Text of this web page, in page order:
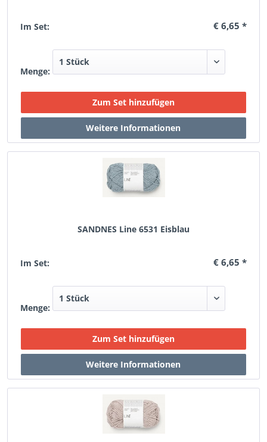
Im Set: € 6,65 *
Menge:
SANDNES Line 6531 Eisblau
Im Set: € 6,65 *
Menge: